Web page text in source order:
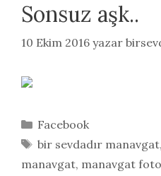
Sonsuz aşk..
10 Ekim 2016 yazar
Kategoriler
Facebook
Etiketler
bir sevdadır manavgat,
manavgat, manavgat